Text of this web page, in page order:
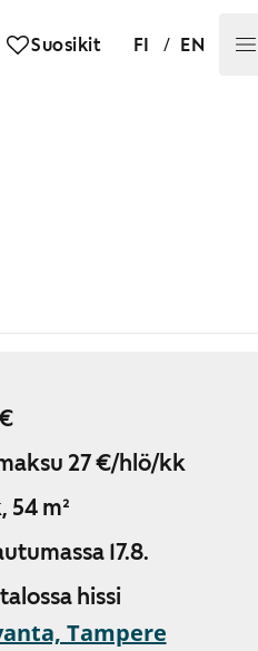
Suosikit FI / EN
27 €/hlö/kk
54 m²
17.8.
hissi
Tampere